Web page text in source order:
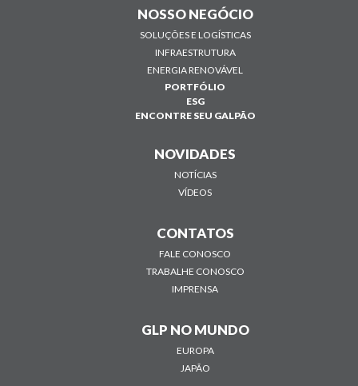
NOSSO NEGÓCIO
SOLUÇÕES E LOGÍSTICAS
INFRAESTRUTURA
ENERGIA RENOVÁVEL
PORTFÓLIO
ESG
ENCONTRE SEU GALPÃO
NOVIDADES
NOTÍCIAS
VÍDEOS
CONTATOS
FALE CONOSCO
TRABALHE CONOSCO
IMPRENSA
GLP NO MUNDO
EUROPA
JAPÃO